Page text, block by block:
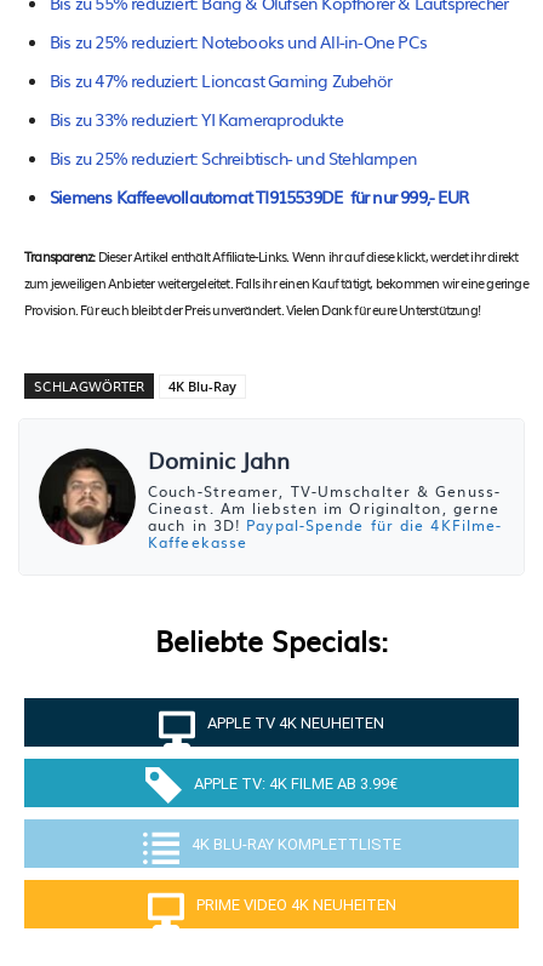
Bis zu 25% reduziert: Notebooks und All-in-One PCs
Bis zu 47% reduziert: Lioncast Gaming Zubehör
Bis zu 33% reduziert: YI Kameraprodukte
Bis zu 25% reduziert: Schreibtisch- und Stehlampen
Siemens Kaffeevollautomat TI915539DE für nur 999,- EUR
Transparenz:Dieser Artikel enthält Affiliate-Links. Wenn ihr auf diese klickt, werdet ihr direkt
zum jeweiligen Anbieter weitergeleitet. Falls ihr einen Kauf tätigt, bekommen wir eine geringe
Provision. Für euch bleibt der Preis unverändert. Vielen Dank für eure Unterstützung!
SCHLAGWÖRTER 4K Blu-Ray
Dominic Jahn
Couch-Streamer, TV-Umschalter & Genuss-
Cineast. Am liebsten im Originalton, gerne
auch in 3D! Paypal-Spende für die 4KFilme-
Kaffeekasse
Beliebte Specials:
APPLE TV 4K NEUHEITEN
APPLE TV: 4K FILME AB 3.99€
4K BLU-RAY KOMPLETTLISTE
PRIME VIDEO 4K NEUHEITEN